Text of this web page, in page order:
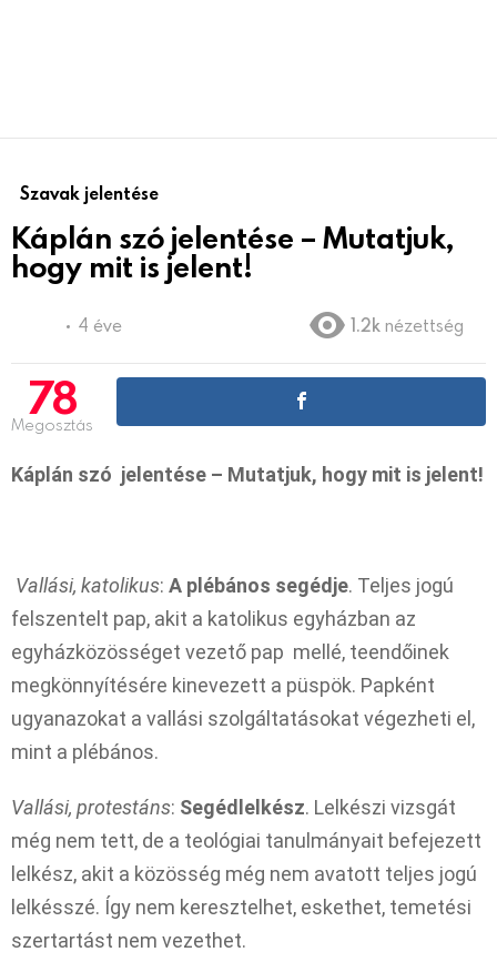
Szavak jelentése
Káplán szó jelentése – Mutatjuk,
hogy mit is jelent!
4 éve 1.2k nézettség
78
Megosztás
Káplán szó jelentése – Mutatjuk, hogy mit is jelent!
Vallási, katolikus: A plébános segédje. Teljes jogú
felszentelt pap, akit a katolikus egyházban az
egyházközösséget vezető pap mellé, teendőinek
megkönnyítésére kinevezett a püspök. Papként
ugyanazokat a vallási szolgáltatásokat végezheti el,
mint a plébános.
Vallási, protestáns: Segédlelkész. Lelkészi vizsgát
még nem tett, de a teológiai tanulmányait befejezett
lelkész, akit a közösség még nem avatott teljes jogú
lelkésszé. Így nem keresztelhet, eskethet, temetési
szertartást nem vezethet.